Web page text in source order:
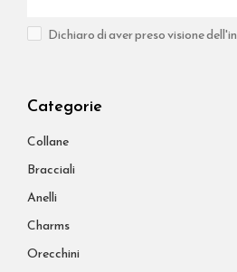
Dichiaro di aver preso visione
Categorie
Collane
Bracciali
Anelli
Charms
Orecchini